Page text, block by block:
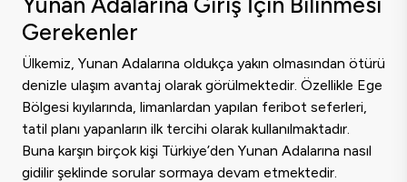
Gerekenler
Ülkemiz, Yunan Adalarına oldukça yakın olmasından ötürü
denizle ulaşım avantaj olarak görülmektedir. Özellikle Ege
Bölgesi kıyılarında, limanlardan yapılan feribot seferleri,
tatil planı yapanların ilk tercihi olarak kullanılmaktadır.
Buna karşın birçok kişi Türkiye’den Yunan Adalarına nasıl
gidilir şeklinde sorular sormaya devam etmektedir.